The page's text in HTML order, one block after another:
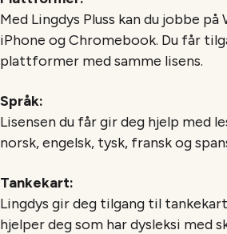
Med Lingdys Pluss kan du jobbe på
iPhone og Chromebook. Du får
plattformer med samme lisens.
Språk:
Lisensen du får gir deg hjelp med
norsk, engelsk, tysk, fransk og
Tankekart:
Lingdys gir deg tilgang til
hjelper deg som har dysleksi med